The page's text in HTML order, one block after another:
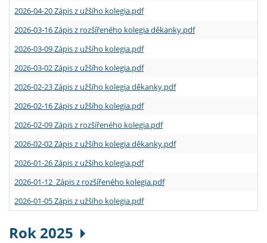
2026-04-20 Zápis z užšího kolegia.pdf
2026-03-16 Zápis z rozšířeného kolegia děkanky.pdf
2026-03-09 Zápis z užšího kolegia.pdf
2026-03-02 Zápis z užšího kolegia.pdf
2026-02-23 Zápis z užšího kolegia děkanky.pdf
2026-02-16 Zápis z užšího kolegia.pdf
2026-02-09 Zápis z rozšířeného kolegia.pdf
2026-02-02 Zápis z užšího kolegia děkanky.pdf
2026-01-26 Zápis z užšího kolegia.pdf
2026-01-12 Zápis z rozšířeného kolegia.pdf
2026-01-05 Zápis z užšího kolegia.pdf
Rok 2025